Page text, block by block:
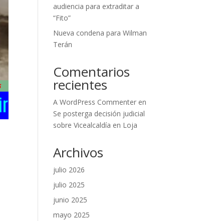
audiencia para extraditar a
“Fito”
Nueva condena para Wilman
Terán
Comentarios
recientes
A WordPress Commenter en
Se posterga decisión judicial
sobre Vicealcaldía en Loja
Archivos
julio 2026
julio 2025
junio 2025
mayo 2025